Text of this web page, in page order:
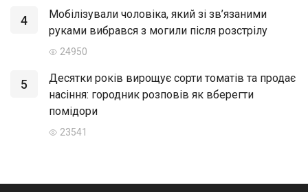
4
Мобілізували чоловіка, який зі зв’язаними
руками вибрався з могили після розстрілу
24950
5
Десятки років вирощує сорти томатів та продає
насіння: городник розповів як вберегти
помідори
23541